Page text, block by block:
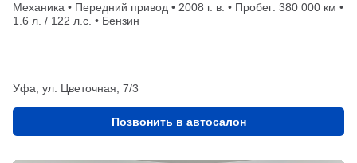
Механика • Передний привод • 2008 г. в. • Пробег: 380 000 км •
1.6 л. / 122 л.с. • Бензин
Уфа, ул. Цветочная, 7/3
Позвонить в автосалон